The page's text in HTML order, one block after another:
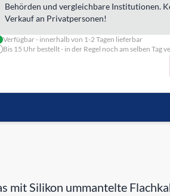
Behörden und vergleichbare Institutionen.
Verkauf an Privatpersonen!
Verfügbar - innerhalb von 1-2 Tagen lieferbar
Bis 15 Uhr bestellt - in der Regel noch am selben Tag
mit Silikon ummantelte